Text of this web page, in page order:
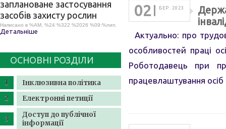
заплановане застосування
засобів захисту рослин
Написано в %AM, %24 %322 %2026 %09:%лип.
Детальніше
ОСНОВНІ РОЗДІЛИ
Інклюзивна політика
Електронні петиції
Доступ до публічної
інформації
02 БЕР. 2023
Актуально: про
особливостей праці
Роботодавець при
працевлаштування осіб